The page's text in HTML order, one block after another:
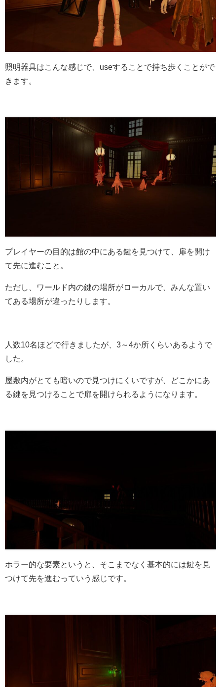
照明器具はこんな感じで、useすることで持ち歩くことがで
きます。
プレイヤーの目的は館の中にある鍵を見つけて、扉を開け
て先に進むこと。
ただし、ワールド内の鍵の場所がローカルで、みんな置い
てある場所が違ったりします。
人数10名ほどで行きましたが、3～4か所くらいあるようで
した。
屋敷内がとても暗いので見つけにくいですが、どこかにあ
る鍵を見つけることで扉を開けられるようになります。
ホラー的な要素というと、そこまでなく基本的には鍵を見
つけて先を進むっていう感じです。